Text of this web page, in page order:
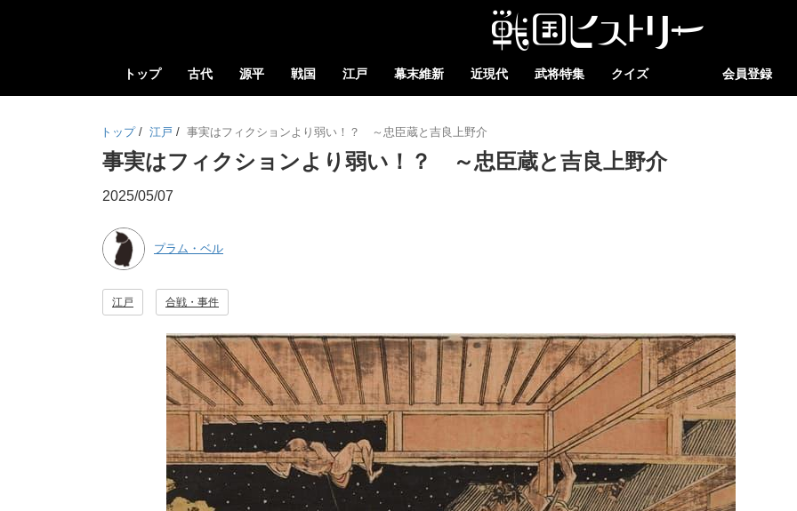
トップ 古代 源平 戦国 江戸 幕末維新 近現代 武将特集 クイズ 会員登録
トップ / 江戸 / 事実はフィクションより弱い！？ ～忠臣蔵と吉良上野介
事実はフィクションより弱い！？ ～忠臣蔵と吉良上野介
2025/05/07
プラム・ベル
江戸 合戦・事件